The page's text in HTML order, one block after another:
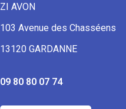
ZI AVON
103 Avenue des Chasséens
13120 GARDANNE
09 80 80 07 74